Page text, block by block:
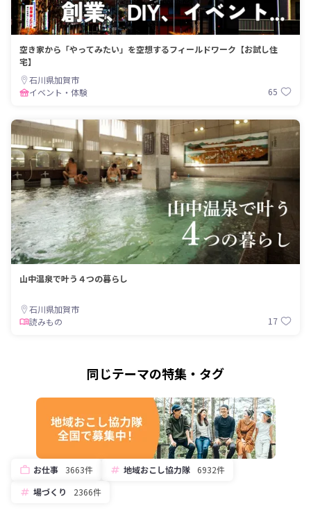
空き家から「やってみたい」を空想するフィールドワーク【お試し住
宅】
石川県加賀市
イベント・体験
65
山中温泉で叶う４つの暮らし
石川県加賀市
読みもの
17
同じテーマの特集・タグ
お仕事 3663件 地域おこし協力隊
6932件
場づくり
2366件